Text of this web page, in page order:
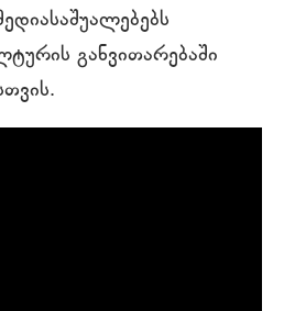
განვითარებაში